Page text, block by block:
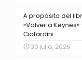
A propósito del
«Volver a
Ciafardini
30 julio, 2026